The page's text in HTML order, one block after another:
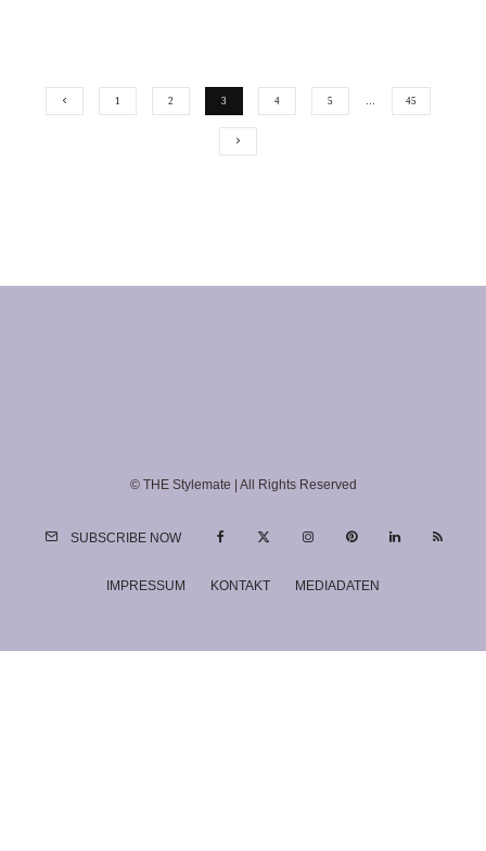
1 2 3 4 5 … 45
© THE Stylemate | All Rights Reserved
SUBSCRIBE NOW
IMPRESSUM KONTAKT MEDIADATEN